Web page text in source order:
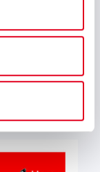
en